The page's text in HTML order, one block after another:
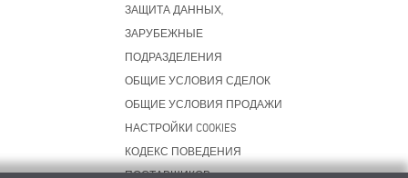
ЗАЩИТА ДАННЫХ,
ЗАРУБЕЖНЫЕ
ПОДРАЗДЕЛЕНИЯ
ОБЩИЕ УСЛОВИЯ СДЕЛОК
ОБЩИЕ УСЛОВИЯ ПРОДАЖИ
НАСТРОЙКИ COOKIES
КОДЕКС ПОВЕДЕНИЯ
ПОСТАВЩИКОВ